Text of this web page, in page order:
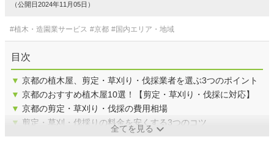
（公開日2024年11月05日）
#植木・造園業サービス #京都 #国内エリア・地域
目次
▼ 京都の植木屋、剪定・草刈り・伐採業者を選ぶ3つのポイント
▼ 京都のおすすめ植木屋10選！【剪定・草刈り・伐採に対応】
▼ 京都の剪定・草刈り・伐採の費用相場
▼ 剪定・草刈・伐採りの料金を安くする3つのコツ
全てを見る